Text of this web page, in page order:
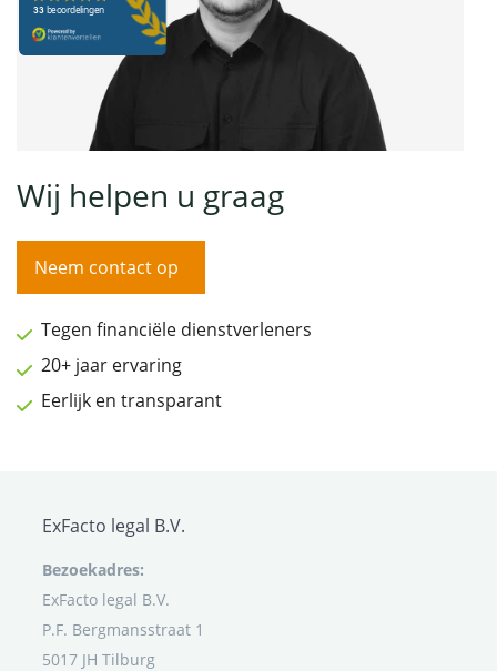
Wij helpen u graag
Neem contact op
Tegen financiële dienstverleners
20+ jaar ervaring
Eerlijk en transparant
ExFacto legal B.V.
Bezoekadres:
ExFacto legal B.V.
P.F. Bergmansstraat 1
5017 JH Tilburg